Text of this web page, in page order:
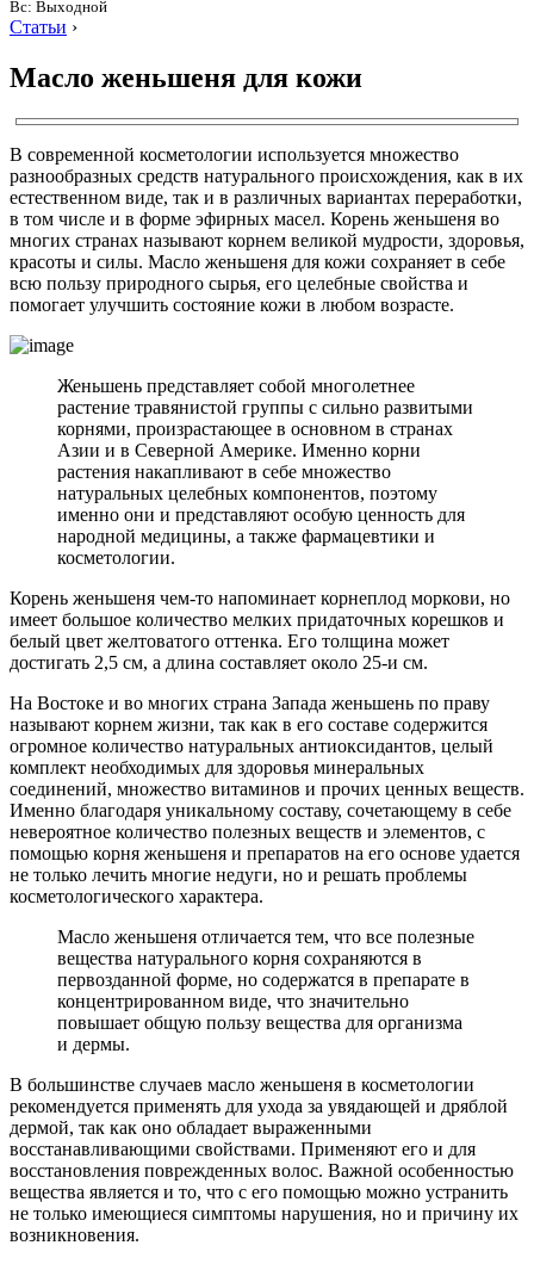
Вс: Выходной
Статьи ›
Масло женьшеня для кожи
В современной косметологии используется множество
разнообразных средств натурального происхождения, как в их
естественном виде, так и в различных вариантах переработки,
в том числе и в форме эфирных масел. Корень женьшеня во
многих странах называют корнем великой мудрости, здоровья,
красоты и силы. Масло женьшеня для кожи сохраняет в себе
всю пользу природного сырья, его целебные свойства и
помогает улучшить состояние кожи в любом возрасте.
Женьшень представляет собой многолетнее
растение травянистой группы с сильно развитыми
корнями, произрастающее в основном в странах
Азии и в Северной Америке. Именно корни
растения накапливают в себе множество
натуральных целебных компонентов, поэтому
именно они и представляют особую ценность для
народной медицины, а также фармацевтики и
косметологии.
Корень женьшеня чем-то напоминает корнеплод моркови, но
имеет большое количество мелких придаточных корешков и
белый цвет желтоватого оттенка. Его толщина может
достигать 2,5 см, а длина составляет около 25-и см.
На Востоке и во многих страна Запада женьшень по праву
называют корнем жизни, так как в его составе содержится
огромное количество натуральных антиоксидантов, целый
комплект необходимых для здоровья минеральных
соединений, множество витаминов и прочих ценных веществ.
Именно благодаря уникальному составу, сочетающему в себе
невероятное количество полезных веществ и элементов, с
помощью корня женьшеня и препаратов на его основе удается
не только лечить многие недуги, но и решать проблемы
косметологического характера.
Масло женьшеня отличается тем, что все полезные
вещества натурального корня сохраняются в
первозданной форме, но содержатся в препарате в
концентрированном виде, что значительно
повышает общую пользу вещества для организма
и дермы.
В большинстве случаев масло женьшеня в косметологии
рекомендуется применять для ухода за увядающей и дряблой
дермой, так как оно обладает выраженными
восстанавливающими свойствами. Применяют его и для
восстановления поврежденных волос. Важной особенностью
вещества является и то, что с его помощью можно устранить
не только имеющиеся симптомы нарушения, но и причину их
возникновения.